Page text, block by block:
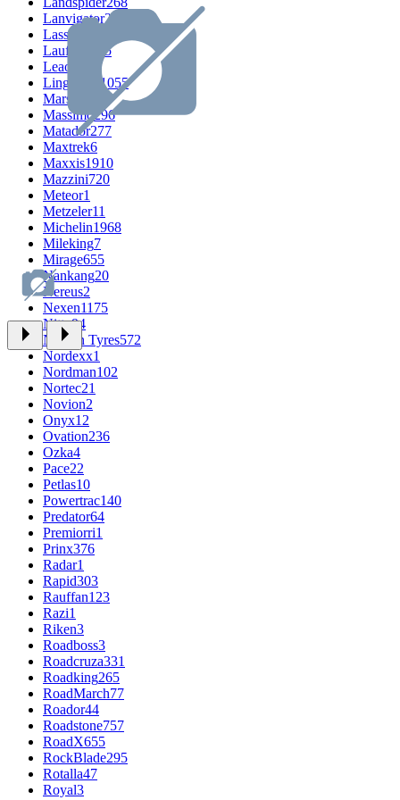
Lanvigator249
Lassa
Laufenn
525
Leao
LingLong
1055
Marshal
Massimo 296
Matador277
Maxtrek6
Maxxis1910
Mazzini720
Meteor1
Metzeler11
Michelin1968
Mileking7
Mirage655
Nankang20
Nereus2
Nexen1175
Nitto94
Nokian Tyres572
Nordexx1
Nordman102
Nortec21
Novion2
Onyx12
Ovation236
Ozka4
Pace22
Petlas10
Powertrac140
Predator64
Premiorri1
Prinx376
Radar1
Rapid303
Rauffan123
Razi1
Riken3
Roadboss3
Roadcruza331
Roadking265
RoadMarch77
Roador44
Roadstone757
RoadX655
RockBlade295
Rotalla47
Royal3